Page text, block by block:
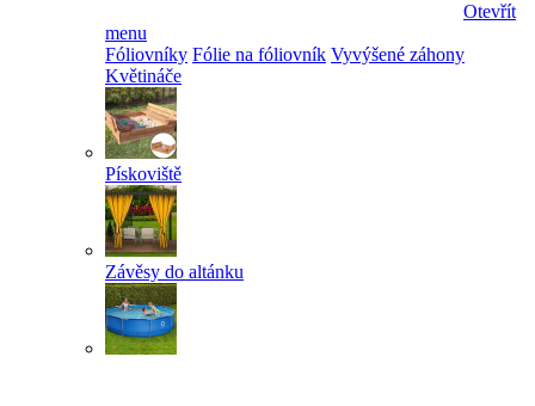
Otevřít
menu
Fóliovníky Fólie na fóliovník Vyvýšené záhony
Květináče
Pískoviště
Závěsy do altánku